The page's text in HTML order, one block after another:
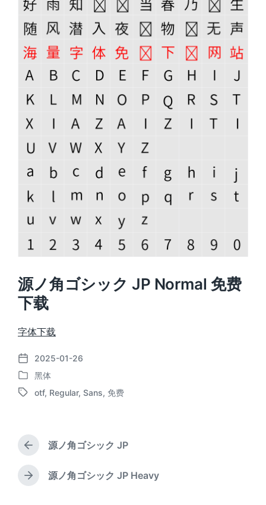
源ノ角ゴシック JP Normal 免费
下载
字体下载
发
布
日
2025-01-26
发
布
黑体
标
otf, Regular, Sans, 免费
上
篇
文
章
源ノ角ゴシック JP
下
源ノ角ゴシック JP Heavy